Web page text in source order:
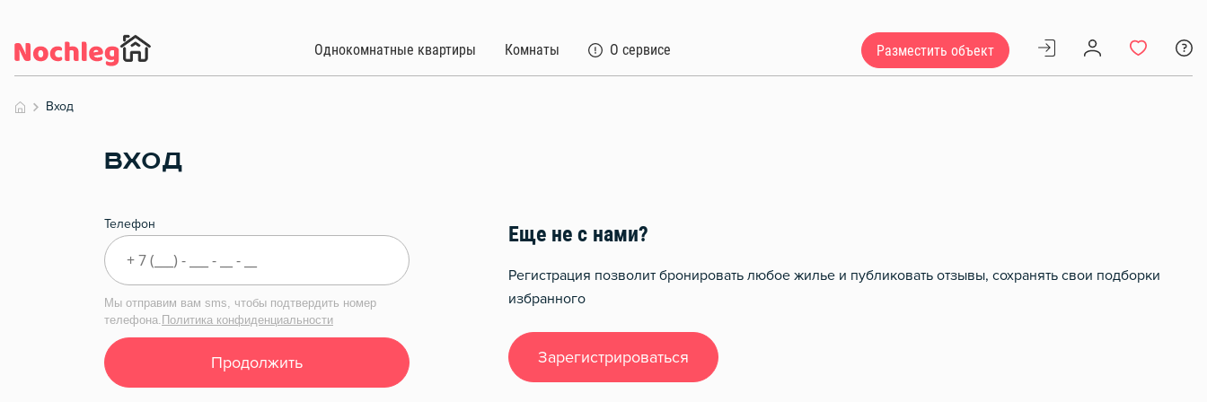
Однокомнатные квартиры Комнаты О сервисе Разместить объект
Вход
ВХОД
Телефон
Мы отправим вам sms, чтобы подтвердить номер
телефона. Политика конфиденциальности
Продолжить
Еще не с нами?
Регистрация позволит бронировать любое жилье и публиковать отзывы, сохранять свои подборки
избранного
Зарегистрироваться